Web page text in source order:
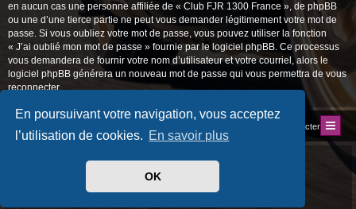
En poursuivant votre navigation, vous acceptez
l’utilisation de cookies. En savoir plus
OK
en aucun cas une personne affiliée de « Club FJR 1300 France », de phpBB
ou une d’une tierce partie ne peut vous demander légitimement votre mot de
passe. Si vous oubliez votre mot de passe, vous pouvez utiliser la fonction
« J’ai oublié mon mot de passe » fournie par le logiciel phpBB. Ce processus
vous demandera de fournir votre nom d’utilisateur et votre courriel, alors le
logiciel phpBB générera un nouveau mot de passe qui vous permettra de vous
reconnecter.
Nous contacter
Drapeaux des Pays par Sylver35» V 1.6.0